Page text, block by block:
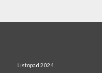
Listopad 2024